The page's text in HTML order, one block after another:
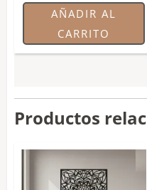
AÑADIR AL
CARRITO
Productos